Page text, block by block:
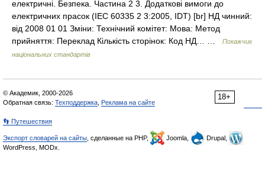
електричні. Безпека. Частина 2 3. Додаткові вимоги до
електричних прасок (IEC 60335 2 3:2005, IDT) [br] НД чинний:
від 2008 01 01 Зміни: Технічний комітет: Мова: Метод
прийняття: Переклад Кількість сторінок: Код НД… …
Покажчик
національних стандартів
18+
© Академик, 2000-2026
Обратная связь: Техподдержка Реклама на сайте
👣 Путешествия
Экспорт словарей на сайты , сделанные на PHP, Joomla,
Drupal,
WordPress, MODx.